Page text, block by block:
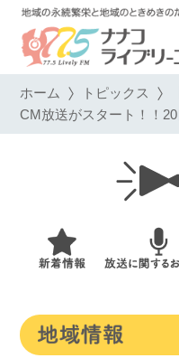
ホーム トピックス
CM放送がスタート！！